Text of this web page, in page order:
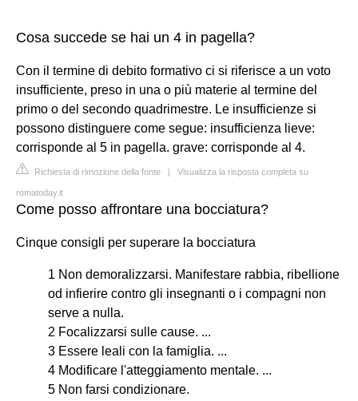
Cosa succede se hai un 4 in pagella?
Con il termine di debito formativo ci si riferisce a un voto
insufficiente, preso in una o più materie al termine del
primo o del secondo quadrimestre. Le insufficienze si
possono distinguere come segue: insufficienza lieve:
corrisponde al 5 in pagella. grave: corrisponde al 4.
Richiesta di rimozione della fonte | Visualizza la risposta completa su
romatoday.it
Come posso affrontare una bocciatura?
Cinque consigli per superare la bocciatura
1 Non demoralizzarsi. Manifestare rabbia, ribellione
od infierire contro gli insegnanti o i compagni non
serve a nulla.
2 Focalizzarsi sulle cause. ...
3 Essere leali con la famiglia. ...
4 Modificare l'atteggiamento mentale. ...
5 Non farsi condizionare.